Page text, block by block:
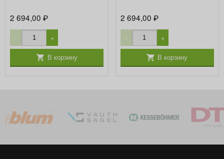
2 694,00₽
− +
В корзину
2 694,00 ₽
− +
В корзину